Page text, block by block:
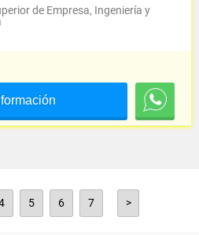
de Empresa, Ingeniería y
5 6 7 >